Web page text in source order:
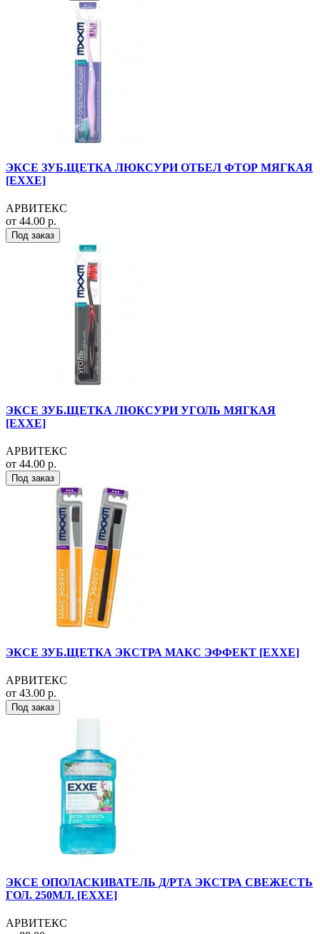
ЭКСЕ ЗУБ.ЩЕТКА ЛЮКСУРИ ОТБЕЛ ФТОР МЯГКАЯ
[EXXE]
АРВИТЕКС
от 44.00 р.
Под заказ
ЭКСЕ ЗУБ.ЩЕТКА ЛЮКСУРИ УГОЛЬ МЯГКАЯ
[EXXE]
АРВИТЕКС
от 44.00 р.
Под заказ
ЭКСЕ ЗУБ.ЩЕТКА ЭКСТРА МАКС ЭФФЕКТ [EXXE]
АРВИТЕКС
от 43.00 р.
Под заказ
ЭКСЕ ОПОЛАСКИВАТЕЛЬ Д/РТА ЭКСТРА СВЕЖЕСТЬ
ГОЛ. 250МЛ. [EXXE]
АРВИТЕКС